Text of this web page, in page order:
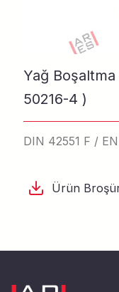
Yağ
50216-4 )
DIN 42551 F /
Ürün